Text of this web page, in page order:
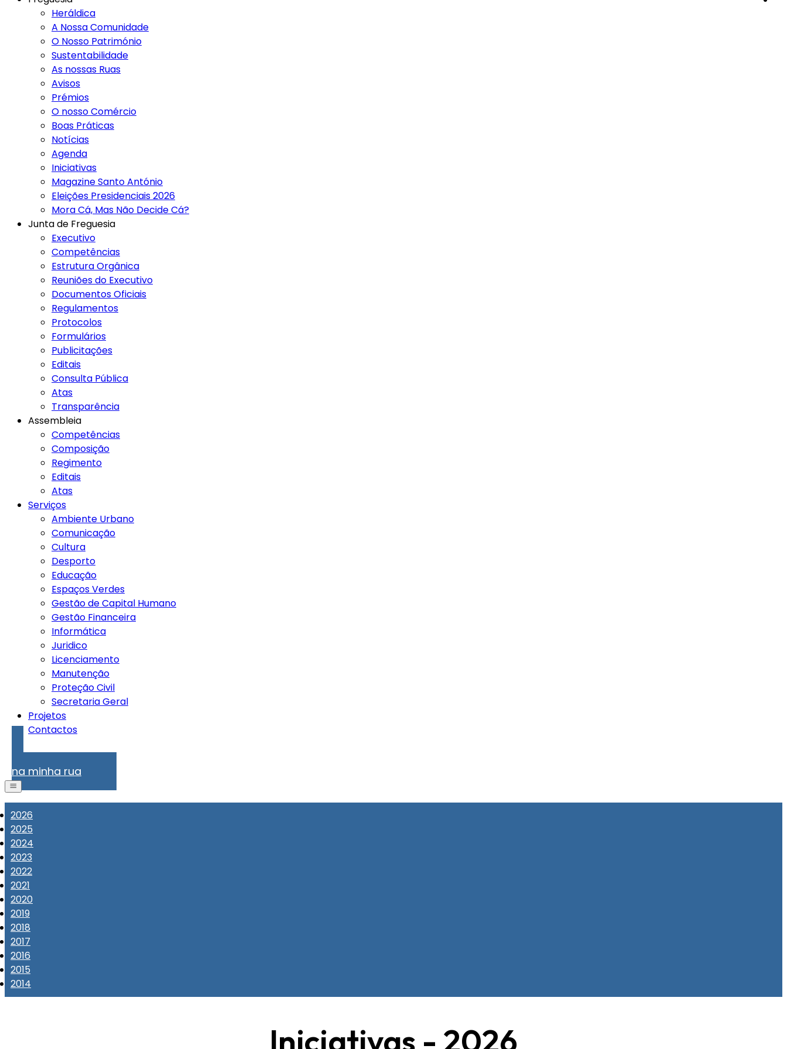
Heráldica
A Nossa Comunidade
O Nosso Património
Sustentabilidade
As nossas Ruas
Avisos
Prémios
O nosso Comércio
Boas Práticas
Notícias
Agenda
Iniciativas
Magazine Santo António
Eleições Presidenciais 2026
Mora Cá, Mas Não Decide Cá?
Junta de Freguesia
Executivo
Competências
Estrutura Orgânica
Reuniões do Executivo
Documentos Oficiais
Regulamentos
Protocolos
Formulários
Publicitações
Editais
Consulta Pública
Atas
Transparência
Assembleia
Competências
Composição
Regimento
Editais
Atas
Serviços
Ambiente Urbano
Comunicação
Cultura
Desporto
Educação
Espaços Verdes
Gestão de Capital Humano
Gestão Financeira
Informática
Juridico
Licenciamento
Manutenção
Proteção Civil
Secretaria Geral
Projetos
Contactos
na minha rua
2026
2025
2024
2023
2022
2021
2020
2019
2018
2017
2016
2015
2014